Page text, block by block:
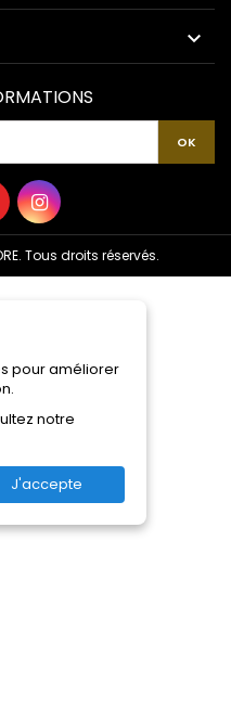

pour améliorer
notre
J'accepte
Tous droits réservés.